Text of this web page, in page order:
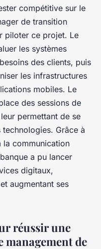
compétitive sur le
de transition
piloter ce projet. Le
les systèmes
des clients, puis
les infrastructures
mobiles. Le
des sessions de
permettant de se
Grâce à
la communication
a pu lancer
digitaux,
augmentant ses
réussir une
de